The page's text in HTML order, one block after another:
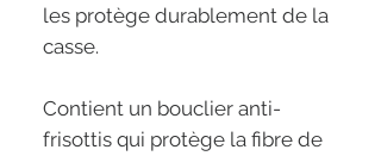
les protège durablement de la
casse.
Contient un bouclier anti-
frisottis qui protège la fibre de